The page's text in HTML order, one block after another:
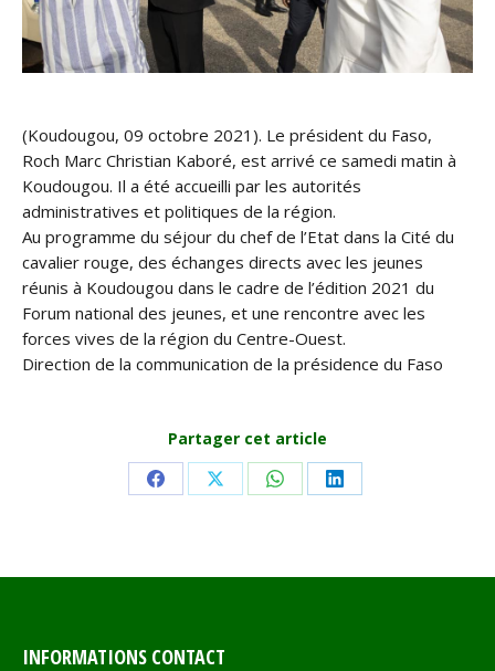
(Koudougou, 09 octobre 2021). Le président du Faso,
Roch Marc Christian Kaboré, est arrivé ce samedi matin à
Koudougou. Il a été accueilli par les autorités
administratives et politiques de la région.
Au programme du séjour du chef de l’Etat dans la Cité du
cavalier rouge, des échanges directs avec les jeunes
réunis à Koudougou dans le cadre de l’édition 2021 du
Forum national des jeunes, et une rencontre avec les
forces vives de la région du Centre-Ouest.
Direction de la communication de la présidence du Faso
Partager cet article
Share Share Share Share
INFORMATIONS CONTACT